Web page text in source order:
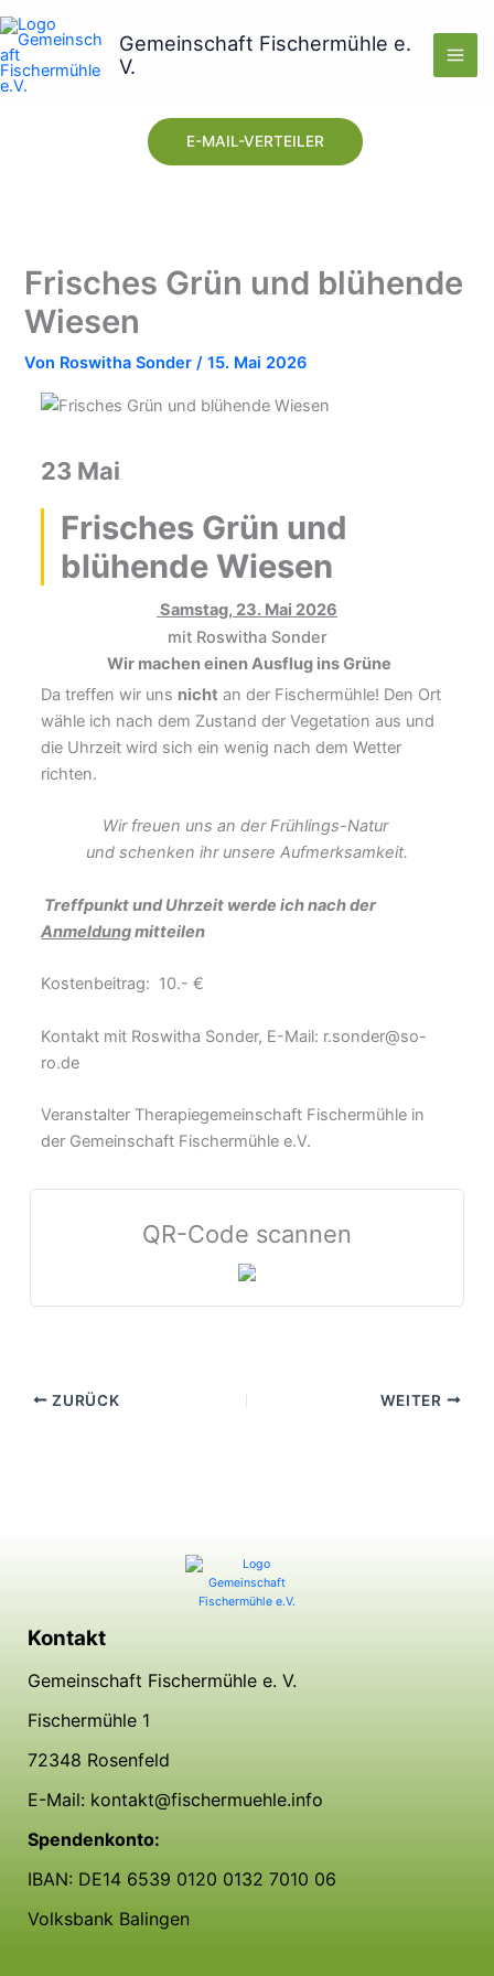
Zum
Inhalt
springen
Gemeinschaft Fischermühle e.
V.
E-MAIL-VERTEILER
Frisches Grün und blühende
Wiesen
Von Roswitha Sonder/15. Mai 2026
23 Mai
Frisches Grün und
blühende Wiesen
Samstag, 23. Mai 2026
mit Roswitha Sonder
Wir machen einen Ausflug ins Grüne
Da treffen wir uns nicht an der Fischermühle! Den Ort
wähle ich nach dem Zustand der Vegetation aus und
die Uhrzeit wird sich ein wenig nach dem Wetter
richten.
Wir freuen uns an der Frühlings-Natur
und schenken ihr unsere Aufmerksamkeit.
Treffpunkt und Uhrzeit werde ich nach der
Anmeldungmitteilen
Kostenbeitrag: 10.- €
Kontakt mit Roswitha Sonder, E-Mail: r.sonder@so-
ro.de
Veranstalter Therapiegemeinschaft Fischermühle in
der Gemeinschaft Fischermühle e.V.
QR-Code scannen
ZURÜCK WEITER
Kontakt
Gemeinschaft Fischermühle e. V.
Fischermühle 1
72348 Rosenfeld
E-Mail: kontakt@fischermuehle.info
Spendenkonto:
IBAN: DE14 6539 0120 0132 7010 06
Volksbank Balingen